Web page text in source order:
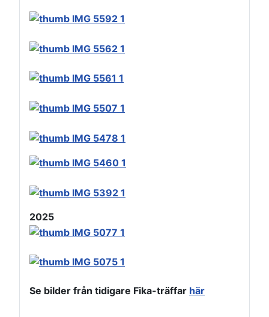
2025
Se bilder från tidigare Fika-träffar här